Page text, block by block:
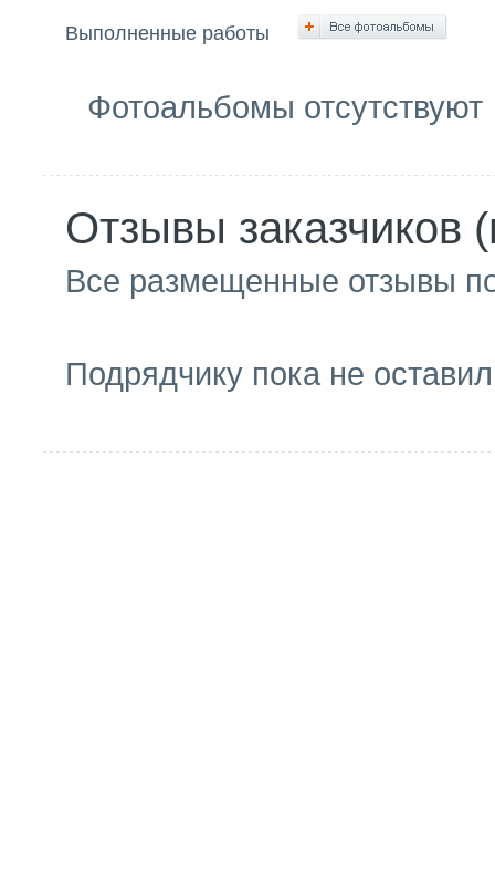
Выполненные работы
Фотоальбомы отсутствуют
Отзывы заказчиков
Все размещенные отзывы
Подрядчику пока не